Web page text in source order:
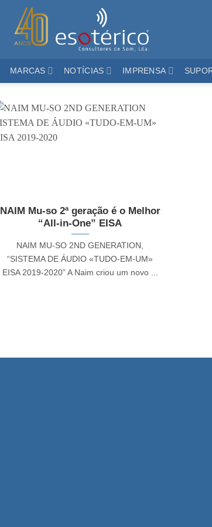
MARCAS NOTÍCIAS IMPRENSA
NAIM Mu-so 2ª geração é o Melhor
“All-in-One” EISA
NAIM MU-SO 2ND GENERATION,
“SISTEMA DE ÁUDIO «TUDO-EM-UM»
EISA 2019-2020” A Naim criou um novo ...